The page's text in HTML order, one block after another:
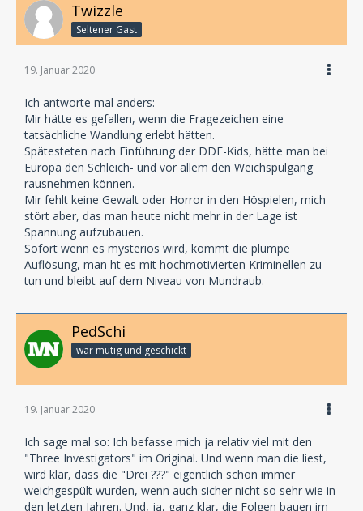
Twizzle
Seltener Gast
19. Januar 2020
Ich antworte mal anders:
Mir hätte es gefallen, wenn die Fragezeichen eine
tatsächliche Wandlung erlebt hätten.
Spätesteten nach Einführung der DDF-Kids, hätte man bei
Europa den Schleich- und vor allem den Weichspülgang
rausnehmen können.
Mir fehlt keine Gewalt oder Horror in den Höspielen, mich
stört aber, das man heute nicht mehr in der Lage ist
Spannung aufzubauen.
Sofort wenn es mysteriös wird, kommt die plumpe
Auflösung, man ht es mit hochmotivierten Kriminellen zu
tun und bleibt auf dem Niveau von Mundraub.
PedSchi
war mutig und geschickt
19. Januar 2020
Ich sage mal so: Ich befasse mich ja relativ viel mit den
"Three Investigators" im Original. Und wenn man die liest,
wird klar, dass die "Drei ???" eigentlich schon immer
weichgespült wurden, wenn auch sicher nicht so sehr wie in
den letzten Jahren. Und, ja, ganz klar, die Folgen bauen im